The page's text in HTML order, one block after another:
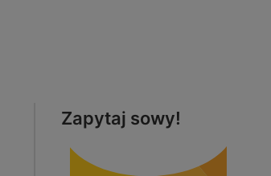
Zapytaj sowy!